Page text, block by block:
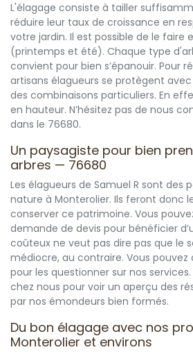
L'élagage consiste à tailler
réduire leur taux de croissance en
votre jardin. Il est possible de le faire
(printemps et été). Chaque type
convient pour bien s’épanouir. Pour
artisans élagueurs se protègent
des combinaisons particuliers. En
en hauteur. N’hésitez pas de nous
dans le 76680.
Un paysagiste pour bien
arbres — 76680
Les élagueurs de Samuel R sont des
nature à Monterolier. Ils feront donc
conserver ce patrimoine. Vous
demande de devis pour bénéficier
coûteux ne veut pas dire pas que le
médiocre, au contraire. Vous
pour les questionner sur nos
chez nous pour voir un aperçu des
par nos émondeurs bien formés.
Du bon élagage avec nos
Monterolier et environs